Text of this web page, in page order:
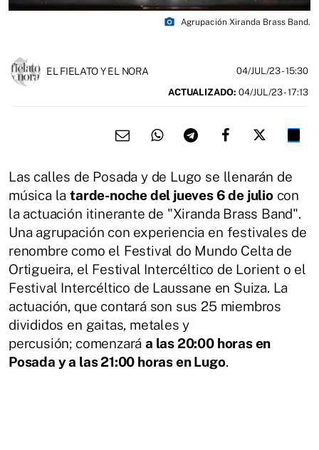
photo_camera Agrupación Xiranda Brass Band.
EL FIELATO Y EL NORA 04/JUL/23- 15:30
ACTUALIZADO: 04/JUL/23 - 17:13
Las calles de Posada y de Lugo se llenarán de
música latarde-noche del jueves 6 de juliocon
la actuación itinerante de "Xiranda Brass Band".
Una agrupación con experiencia en festivales de
renombre como el Festival do Mundo Celta de
Ortigueira, el Festival Intercéltico de Lorient o el
Festival Intercéltico de Laussane en Suiza. La
actuación, que contará son sus 25 miembros
divididos en gaitas, metales y
percusión; comenzaráa las 20:00 horas en
Posada y a las 21:00 horas en Lugo.